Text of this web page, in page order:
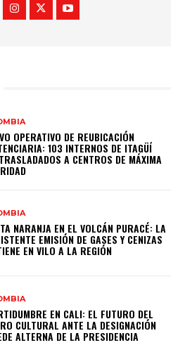
OPERATIVO DE REUBICACIÓN
103 INTERNOS DE ITAGÜÍ
A CENTROS DE MÁXIMA
NARANJA EN EL VOLCÁN PURACÉ: LA
EMISIÓN DE GASES Y CENIZAS
EN VILO A LA REGIÓN
EN CALI: EL FUTURO DEL
CULTURAL ANTE LA DESIGNACIÓN
ALTERNA DE LA PRESIDENCIA